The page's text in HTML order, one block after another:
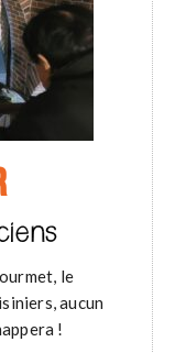
le
aucun
!